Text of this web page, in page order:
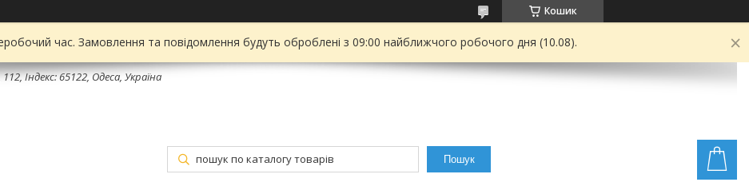
Кошик
час. Замовлення та повідомлення будуть оброблені з 09:00 найближчого робочого дня (10.08).
Індекс: 65122, Одеса, Україна
Пошук